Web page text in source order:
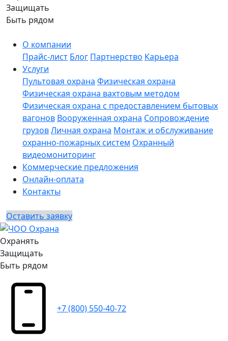
Защищать
Быть рядом
О компании
Прайс-лист Блог Партнерство Карьера
Услуги
Пультовая охрана Физическая охрана
Физическая охрана вахтовым методом
Физическая охрана с предоставлением бытовых
вагонов Вооруженная охрана Сопровождение
грузовЛичная охрана Монтаж и обслуживание
охранно-пожарных систем Охранный
видеомониторинг
Коммерческие предложения
Онлайн-оплата
Контакты
Оставить заявку
Охранять
Защищать
Быть рядом
+7 (800) 550-40-72